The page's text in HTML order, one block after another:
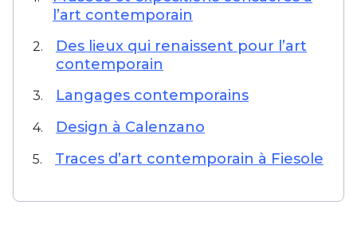
l’art contemporain
2.
Des lieux qui renaissent pour l’art
contemporain
3. Langages contemporains
4. Design à Calenzano
5. Traces d’art contemporain à Fiesole